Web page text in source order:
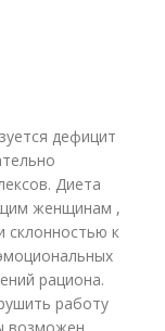
дефицит
Диета
женщинам ,
склонностью к
рациона.
работу